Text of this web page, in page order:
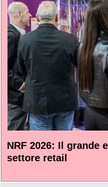
NRF 2026: Il grande
settore retail